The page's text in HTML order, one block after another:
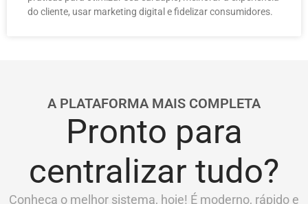
do cliente, usar marketing digital e fidelizar consumidores.
A PLATAFORMA MAIS COMPLETA
Pronto para
centralizar tudo?
Conheça o melhor sistema, hoje! É moderno, rápido e